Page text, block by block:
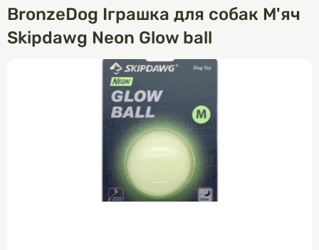
+38 (068) 479 28
76
BronzeDog Іграшка для собак М'яч
Skipdawg Neon Glow ball